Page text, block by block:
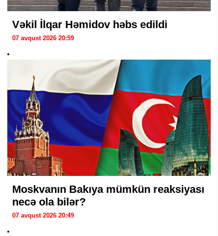
Vəkil İlqar Həmidov həbs edildi
07 avqust 2026 20:59
Moskvanın Bakıya mümkün reaksiyası
necə ola bilər?
07 avqust 2026 20:49